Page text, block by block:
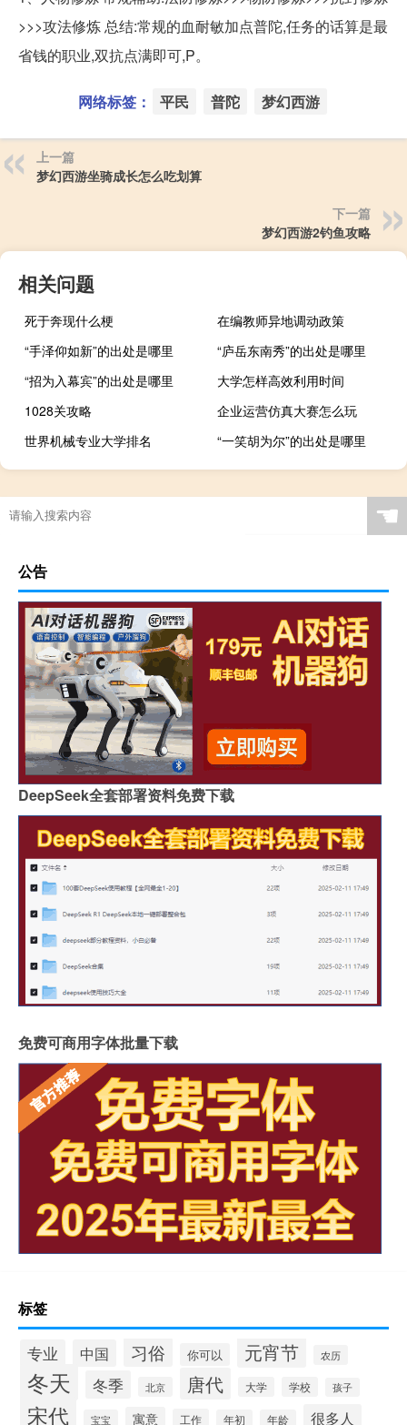
>>>攻法修炼 总结:常规的血耐敏加点普陀,任务的话算是最
省钱的职业,双抗点满即可,P。
网络标签： 平民 普陀 梦幻西游
上一篇
梦幻西游坐骑成长怎么吃划算
下一篇
梦幻西游2钓鱼攻略
相关问题
死于奔现什么梗
在编教师异地调动政策
“手泽仰如新”的出处是哪里
“庐岳东南秀”的出处是哪里
“招为入幕宾”的出处是哪里
大学怎样高效利用时间
1028关攻略
企业运营仿真大赛怎么玩
世界机械专业大学排名
“一笑胡为尔”的出处是哪里
☚
公告
DeepSeek全套部署资料免费下载
免费可商用字体批量下载
标签
专业 中国 习俗 你可以 元宵节 农历
冬天 冬季 北京 唐代 大学 学校 孩子
宋代 宝宝 寓意 工作 年初 年龄 很多人